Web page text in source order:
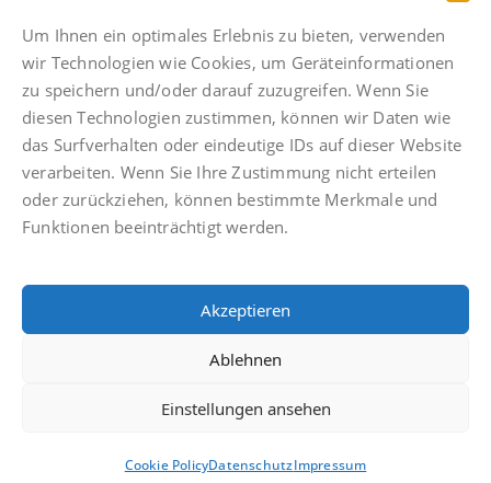
Um Ihnen ein optimales Erlebnis zu bieten, verwenden
wir Technologien wie Cookies, um Geräteinformationen
zu speichern und/oder darauf zuzugreifen. Wenn Sie
diesen Technologien zustimmen, können wir Daten wie
das Surfverhalten oder eindeutige IDs auf dieser Website
verarbeiten. Wenn Sie Ihre Zustimmung nicht erteilen
oder zurückziehen, können bestimmte Merkmale und
Funktionen beeinträchtigt werden.
Akzeptieren
Ablehnen
Einstellungen ansehen
Cookie PolicyDatenschutzImpressum
Impressum
Datenschutz
Anwaltsdinge
Facebook
Cookie Policy (EU)
© Finkbeiner & Druckenbrodt Rechtsanwälte PartGmbB